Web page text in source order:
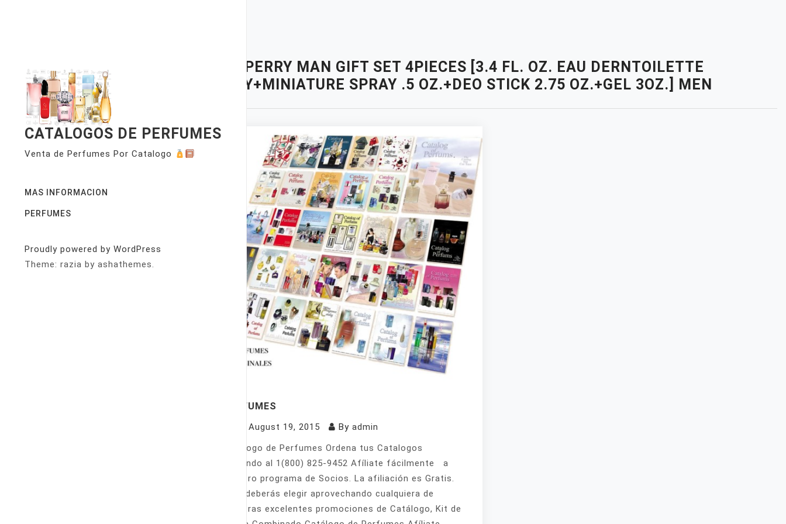
CATALOGOS DE PERFUMES
Venta de Perfumes Por Catalogo
MAS INFORMACION
PERFUMES
Proudly powered by WordPress
Theme: razia by ashathemes.
PERRY MAN GIFT SET 4PIECES [3.4 FL. OZ. EAU DERNTOILETTE
SPRAY+MINIATURE SPRAY .5 OZ.+DEO STICK 2.75 OZ.+GEL 3OZ.] MEN
PERFUMES
August 19, 2015 By admin
Catálogo de Perfumes Ordena tus Catalogos
llamando al 1(800) 825-9452 Afíliate fácilmente a
nuestro programa de Socios. La afiliación es Gratis.
Sólo deberás elegir aprovechando cualquiera de
nuestras excelentes promociones de Catálogo, Kit de